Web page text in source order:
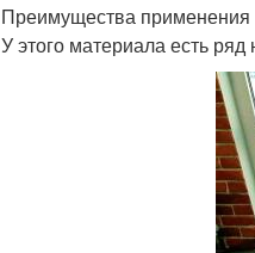
Преимущества
У этого материала есть